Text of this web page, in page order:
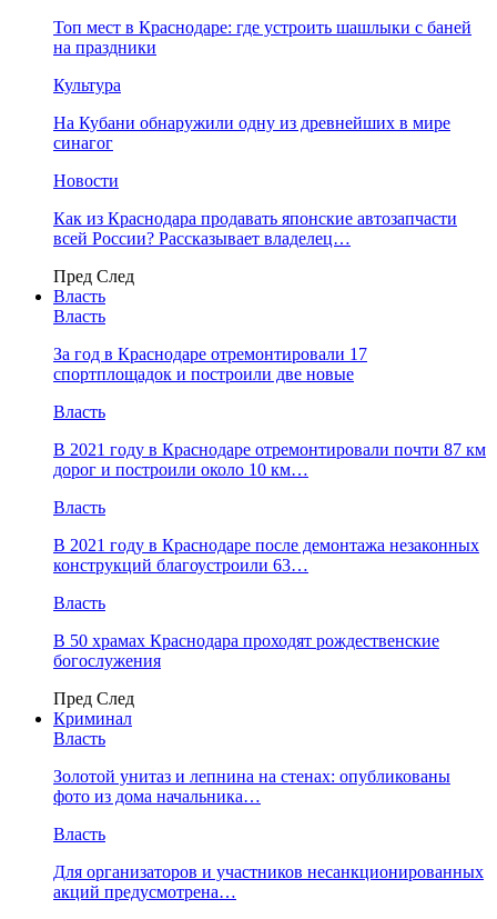
Топ мест в Краснодаре: где устроить шашлыки с баней
на праздники
Культура
На Кубани обнаружили одну из древнейших в мире
синагог
Новости
Как из Краснодара продавать японские автозапчасти
всей России? Рассказывает владелец…
Пред След
Власть
Власть
За год в Краснодаре отремонтировали 17
спортплощадок и построили две новые
Власть
В 2021 году в Краснодаре отремонтировали почти 87 км
дорог и построили около 10 км…
Власть
В 2021 году в Краснодаре после демонтажа незаконных
конструкций благоустроили 63…
Власть
В 50 храмах Краснодара проходят рождественские
богослужения
Пред След
Криминал
Власть
​Золотой унитаз и лепнина на стенах: опубликованы
фото из дома начальника…
Власть
Для организаторов и участников несанкционированных
акций предусмотрена…